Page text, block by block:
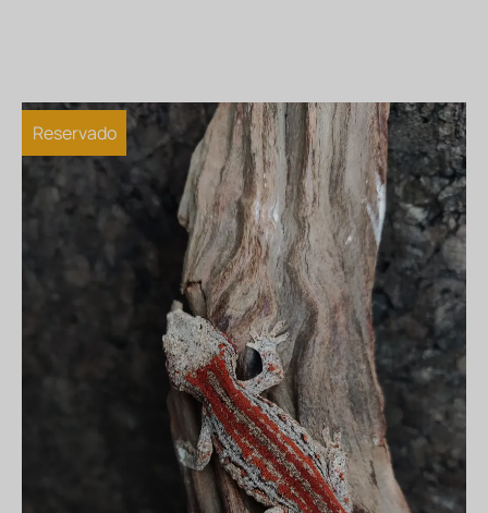
Reservado